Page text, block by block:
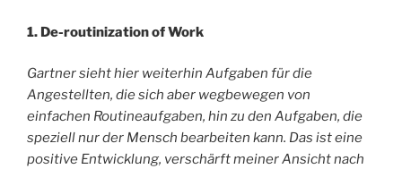
1. De-routinization of Work
Gartner sieht hier weiterhin Aufgaben für die
Angestellten, die sich aber wegbewegen von
einfachen Routineaufgaben, hin zu den Aufgaben, die
speziell nur der Mensch bearbeiten kann. Das ist eine
positive Entwicklung, verschärft meiner Ansicht nach